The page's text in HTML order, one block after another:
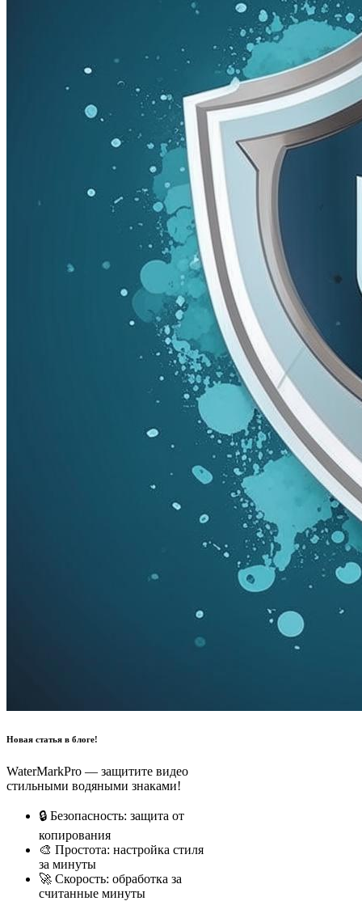
Новая статья в блоге!
WaterMarkPro — защитите видео
стильными водяными знаками!
🔒 Безопасность: защита от
копирования
🎨 Простота: настройка стиля
за минуты
🚀 Скорость: обработка за
считанные минуты